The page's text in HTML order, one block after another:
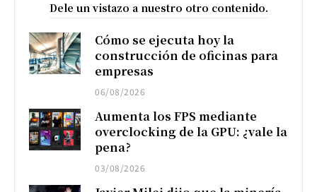
Dele un vistazo a nuestro otro contenido.
Cómo se ejecuta hoy la
construcción de oficinas para
empresas
06/08/2026
Aumenta los FPS mediante
overclocking de la GPU: ¿vale la
pena?
03/08/2026